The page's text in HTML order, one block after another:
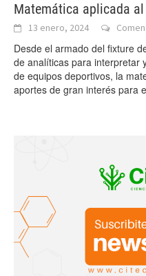
Matemática aplicada
13 enero, 2024
Desde el armado del fixture
de analíticas para interpretar
de equipos deportivos, la
aportes de gran interés para